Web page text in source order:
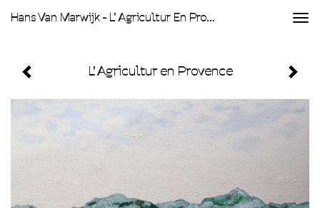
Hans Van Marwijk - L' Agricultur En Provence
L' Agricultur en Provence